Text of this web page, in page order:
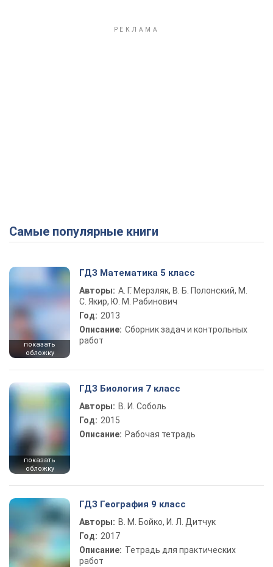
Самые популярные книги
показать
обложку
ГДЗ Математика 5 класс
Авторы: А. Г. Мерзляк, В. Б. Полонский, М.
С. Якир, Ю. М. Рабинович
Год: 2013
Описание: Сборник задач и контрольных
работ
показать
обложку
ГДЗ Биология 7 класс
Авторы: В. И. Соболь
Год: 2015
Описание: Рабочая тетрадь
ГДЗ География 9 класс
Авторы: В. М. Бойко, И. Л. Дитчук
Год: 2017
Описание: Тетрадь для практических
работ